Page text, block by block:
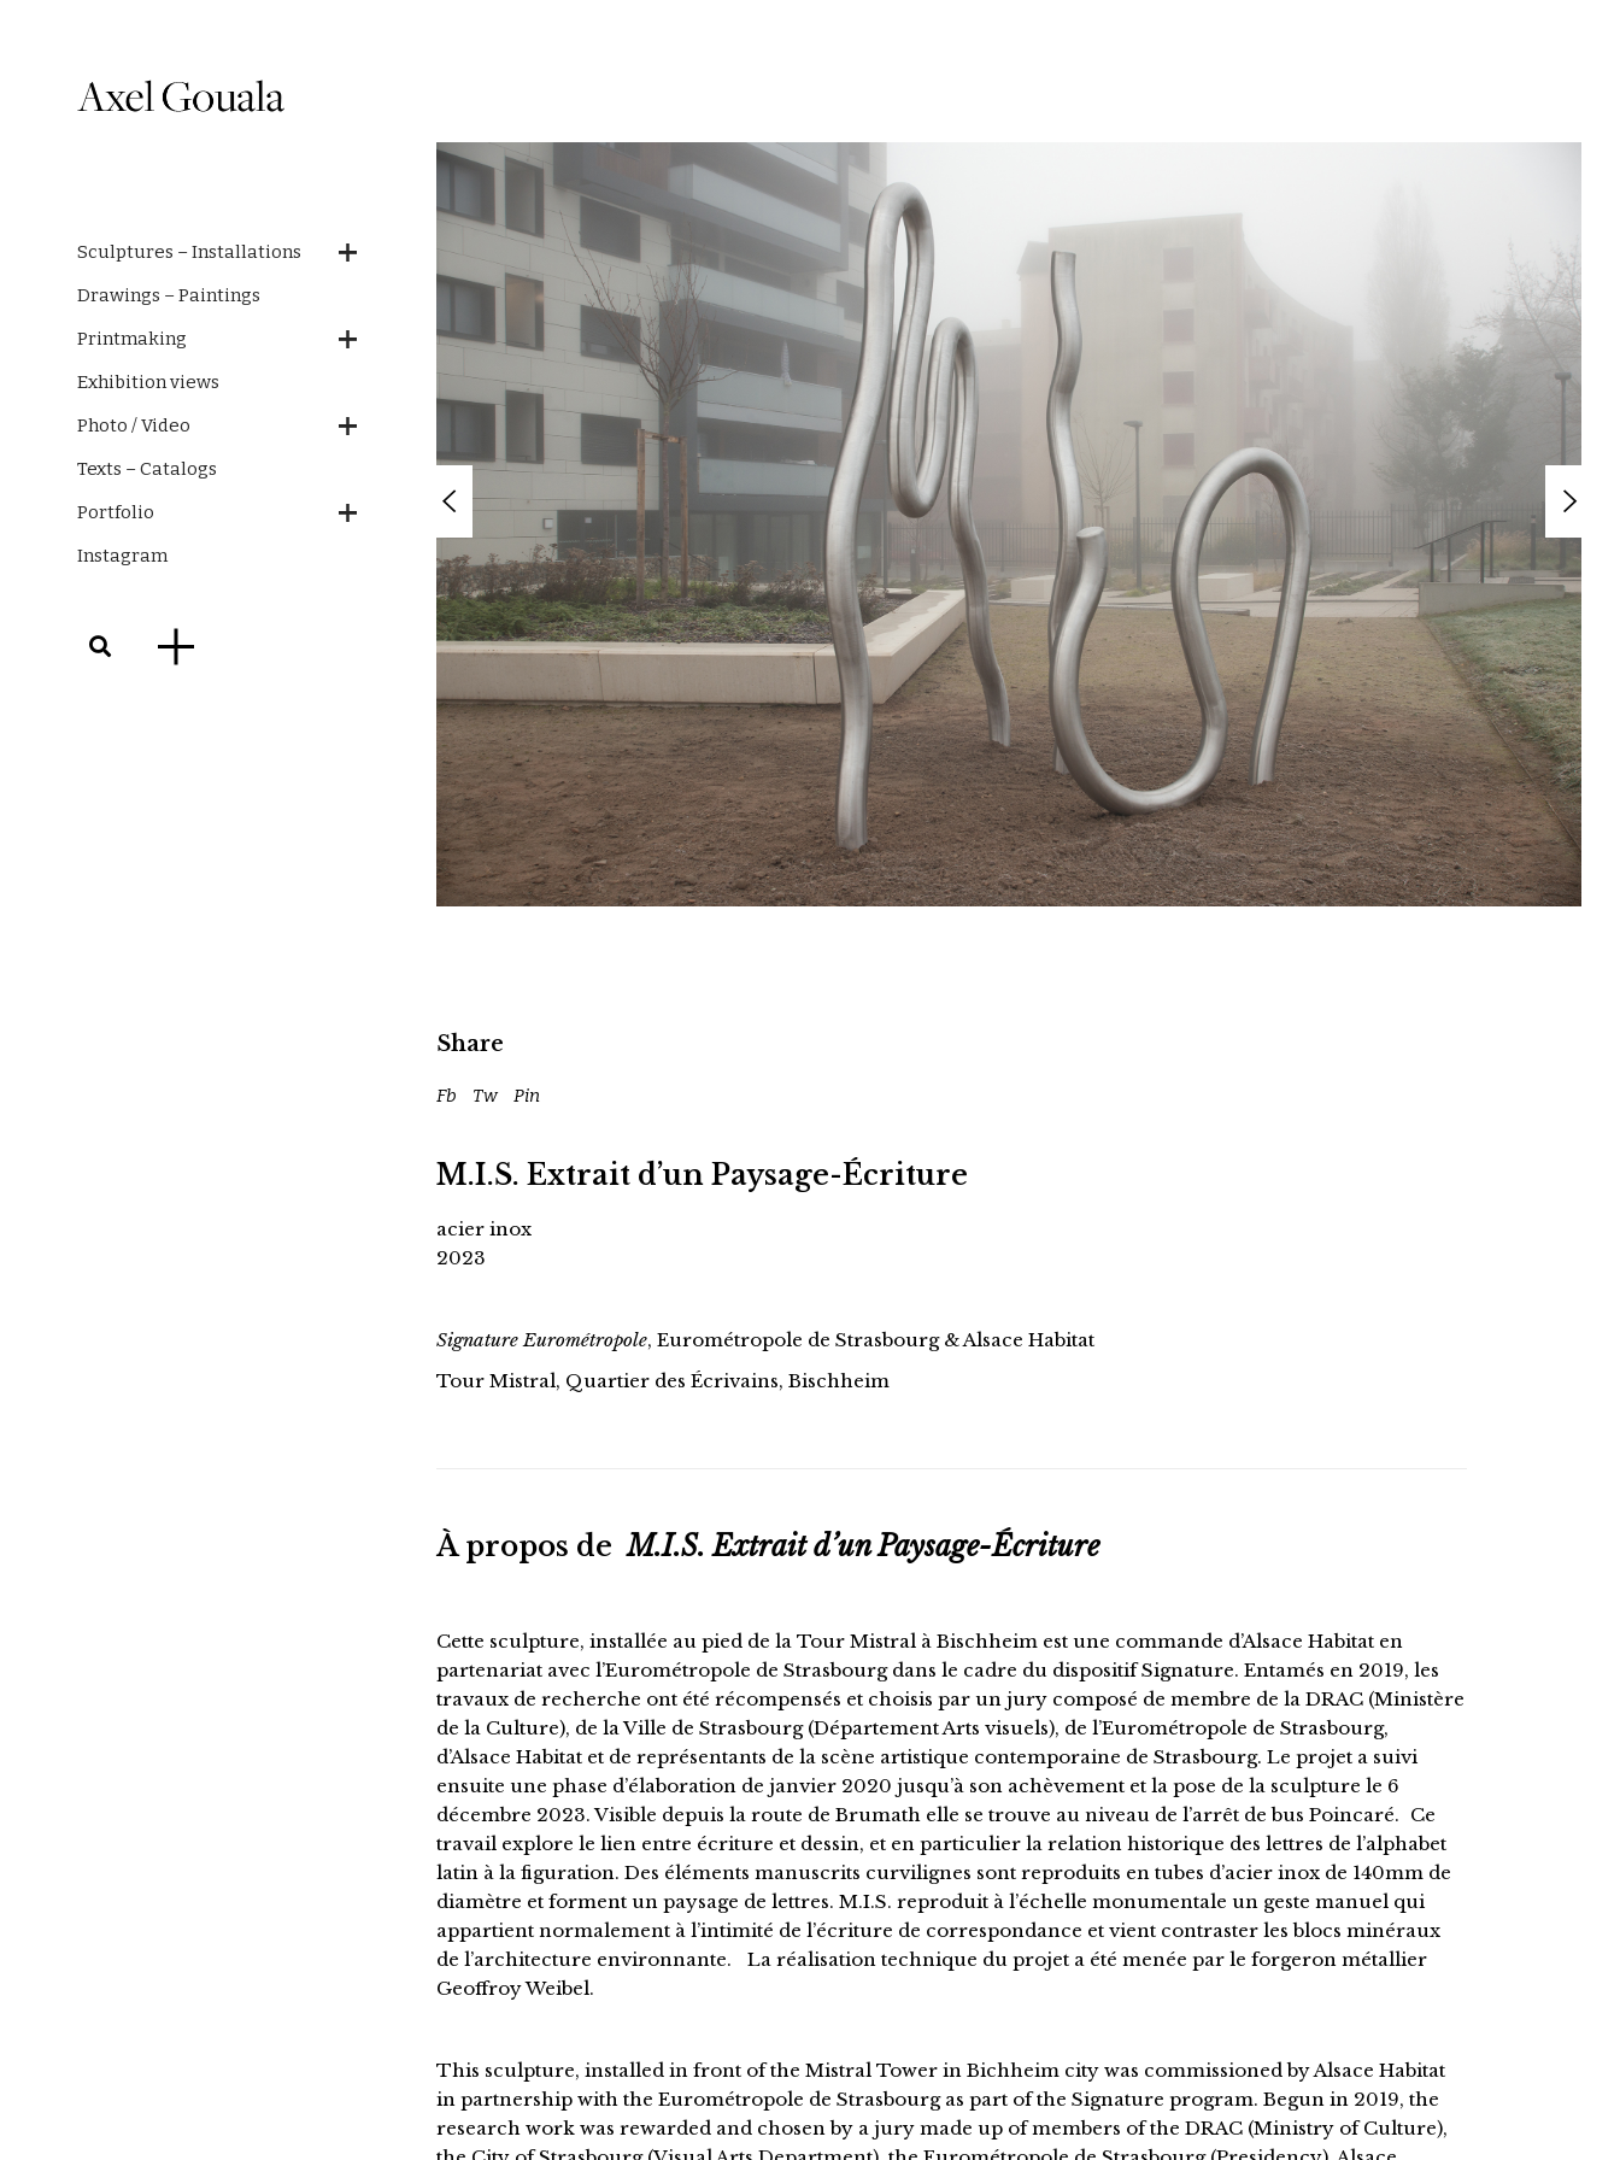
Sculptures – Installations
Drawings – Paintings
Printmaking
Exhibition views
Photo / Video
Texts – Catalogs
Portfolio
Instagram
M.I.S. Extrait d’un Paysage-Écriture
acier inox
2023
Signature Eurométropole, Eurométropole de Strasbourg & Alsace Habitat
Tour Mistral, Quartier des Écrivains, Bischheim
À propos deM.I.S. Extrait d’un Paysage-Écriture
Cette sculpture, installée au pied de la Tour Mistral à Bischheim est une commande d’Alsace Habitat en
partenariat avec l’Eurométropole de Strasbourg dans le cadre du dispositif Signature. Entamés en 2019, les
travaux de recherche ont été récompensés et choisis par un jury composé de membre de la DRAC (Ministère
de la Culture), de la Ville de Strasbourg (Département Arts visuels), de l’Eurométropole de Strasbourg,
d’Alsace Habitat et de représentants de la scène artistique contemporaine de Strasbourg. Le projet a suivi
ensuite une phase d’élaboration de janvier 2020 jusqu’à son achèvement et la pose de la sculpture le 6
décembre 2023. Visible depuis la route de Brumath elle se trouve au niveau de l’arrêt de bus Poincaré. Ce
travail explore le lien entre écriture et dessin, et en particulier la relation historique des lettres de l’alphabet
latin à la figuration. Des éléments manuscrits curvilignes sont reproduits en tubes d’acier inox de 140mm de
diamètre et forment un paysage de lettres. M.I.S. reproduit à l’échelle monumentale un geste manuel qui
appartient normalement à l’intimité de l’écriture de correspondance et vient contraster les blocs minéraux
de l’architecture environnante. La réalisation technique du projet a été menée par le forgeron métallier
Geoffroy Weibel.
This sculpture, installed in front of the Mistral Tower in Bichheim city was commissioned by Alsace Habitat
in partnership with the Eurométropole de Strasbourg as part of the Signature program. Begun in 2019, the
research work was rewarded and chosen by a jury made up of members of the DRAC (Ministry of Culture),
Share
Fb Tw Pin